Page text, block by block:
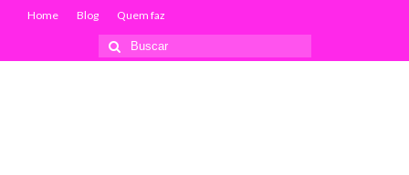
Home Blog Quem faz
Buscar
por: